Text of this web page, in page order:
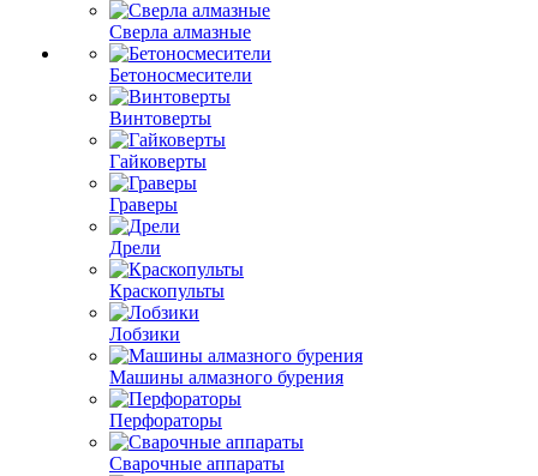
Сверла алмазные
Бетоносмесители
Винтоверты
Гайковерты
Граверы
Дрели
Краскопульты
Лобзики
Машины алмазного бурения
Перфораторы
Сварочные аппараты